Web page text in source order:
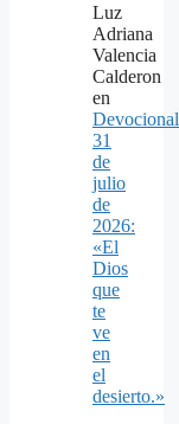
Luz
Adriana
Valencia
Calderon
en
Devocional
31
de
julio
de
2026:
«El
Dios
que
te
ve
en
el
desierto.»